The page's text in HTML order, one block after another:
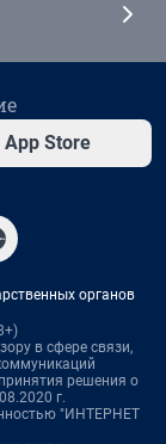
App Store
органов
в сфере связи,
решения о
г.
"ИНТЕРНЕТ